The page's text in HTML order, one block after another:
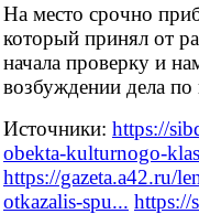
На место срочно
который принял от
начала проверку и
возбуждении дела по
Источники: https://
obekta-kulturnogo-
https://gazeta.a42.ru/
otkazalis-spu... https://